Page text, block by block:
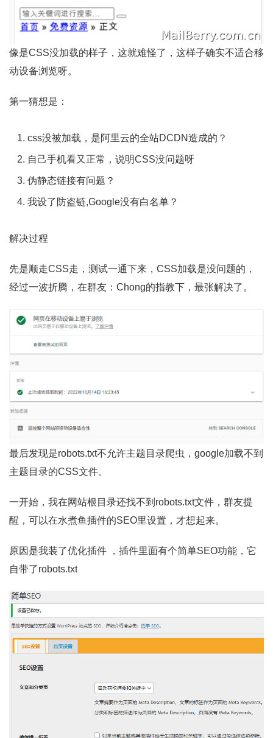
像是CSS没加载的样子，这就难怪了，这样子确实不适合移
动设备浏览呀。
第一猜想是：
css没被加载，是阿里云的全站DCDN造成的？
自己手机看又正常，说明CSS没问题呀
伪静态链接有问题？
我设了防盗链,Google没有白名单？
解决过程
先是顺走CSS走，测试一通下来，CSS加载是没问题的，
经过一波折腾，在群友：Chong的指教下，最张解决了。
最后发现是robots.txt不允许主题目录爬虫，google加载不到
主题目录的CSS文件。
一开始，我在网站根目录还找不到robots.txt文件，群友提
醒，可以在水煮鱼插件的SEO里设置，才想起来。
原因是我装了优化插件 ，插件里面有个简单SEO功能，它
自带了robots.txt